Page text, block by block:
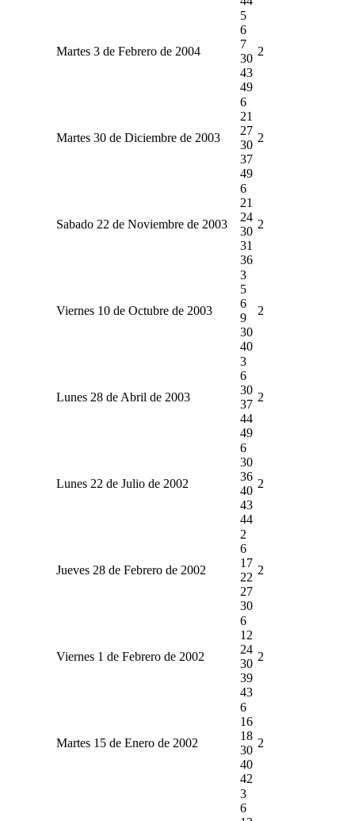
Martes 3 de Febrero de 2004
5
6
7
30
43
49
2
Martes 30 de Diciembre de 2003
6
21
27
30
37
49
2
Sabado 22 de Noviembre de 2003
6
21
24
30
31
36
2
Viernes 10 de Octubre de 2003
3
5
6
9
30
40
2
Lunes 28 de Abril de 2003
3
6
30
37
44
49
2
Lunes 22 de Julio de 2002
6
30
36
40
43
44
2
Jueves 28 de Febrero de 2002
2
6
17
22
27
30
2
Viernes 1 de Febrero de 2002
6
12
24
30
39
43
2
Martes 15 de Enero de 2002
6
16
18
30
40
42
2
3
6